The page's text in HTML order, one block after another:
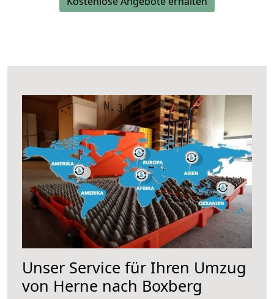
Unser Service für Ihren Umzug
von Herne nach Boxberg